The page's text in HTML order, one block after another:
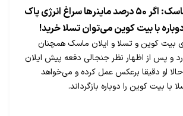
ایلان ماسک: اگر ۵۰ درصد ماینرها سراغ انرژی پاک
با بیت کوین می‌توان تسلا خرید!
بیت کوین و تسلا و ایلان ماسک همچنان
و پس از اظهار نظر جنجالی دفعه پیش ایلان
او دقیقا برعکس عمل کرده و می‌خواهد
با بیت کوین را دوباره بازگرداند.